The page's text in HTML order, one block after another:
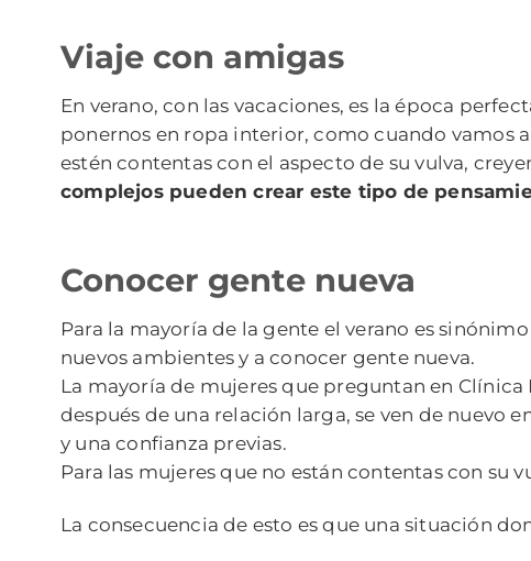
Viaje con amigas
En verano, con las vacaciones, es la época
ponernos en ropa interior, como cuando vamos
estén contentas con el aspecto de su vulva,
complejos pueden crear este tipo de
Conocer gente nueva
Para la mayoría de la gente el verano es
nuevos ambientes y a conocer gente nueva.
La mayoría de mujeres que preguntan en
después de una relación larga, se ven de nuevo
y una confianza previas.
Para las mujeres que no están contentas con
La consecuencia de esto es que una situación